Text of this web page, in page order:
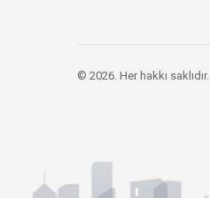
© 2026. Her hakkı saklıdır.